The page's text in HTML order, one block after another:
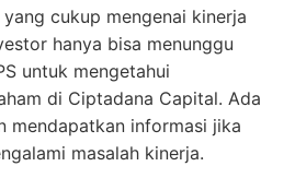
cukup mengenai kinerja
hanya bisa menunggu
untuk mengetahui
di Ciptadana Capital. Ada
mendapatkan informasi jika
masalah kinerja.